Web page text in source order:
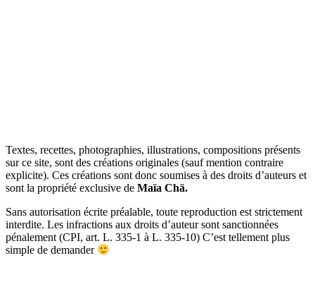
Textes, recettes, photographies, illustrations, compositions présents
sur ce site, sont des créations originales (sauf mention contraire
explicite). Ces créations sont donc soumises à des droits d’auteurs et
sont la propriété exclusive de Maïa Chä.
Sans autorisation écrite préalable, toute reproduction est strictement
interdite. Les infractions aux droits d’auteur sont sanctionnées
pénalement (CPI, art. L. 335-1 à L. 335-10) C’est tellement plus
simple de demander